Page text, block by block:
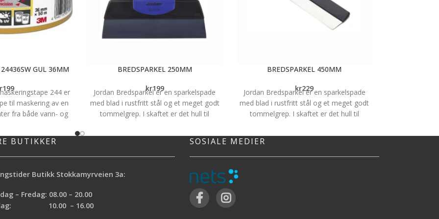
GUL 36MM
199
244 er
til maskering av en
fra både vann- og
x 50 m.
og løsemiddelbasert
Tapen er UV og
brukes til en rekke
BREDSPARKEL 250MM
kr199
Jordan Bredsparkel er en sparkelspade
med blad i rustfritt stål og et meget godt
tommelgrep. I skaftet er det hull til
kontroll og stabilitet. Det spesielle
tommelgrepet minker og belastningen i
hånden.
BREDSPARKEL 450MM
kr229
Jordan Bredsparkel er en sparkelspade
med blad i rustfritt stål og et meget godt
tommelgrep. I skaftet er det hull til
kontroll og stabilitet. Det spesielle
tommelgrepet minker og belastningen i
hånden.
BUTIKKER
Butikk Stokkamyrveien 3a:
– Fredag: 08.00 – 20.00
10.00 – 16.00
SOSIALE MEDIER